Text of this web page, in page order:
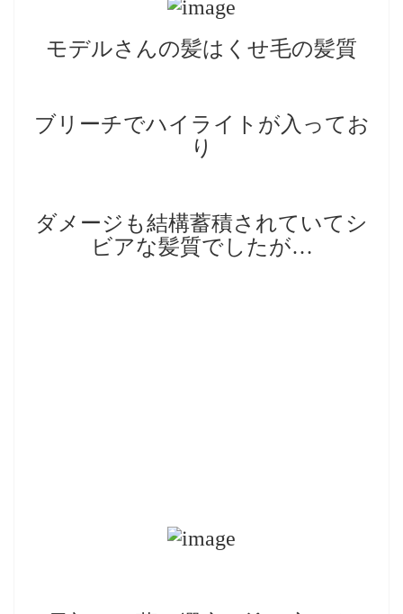
モデルさんの髪はくせ毛の髪質
ブリーチでハイライトが入ってお
り
ダメージも結構蓄積されていてシ
ビアな髪質でしたが…